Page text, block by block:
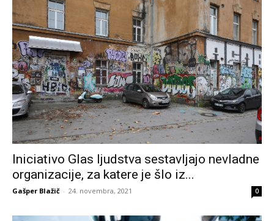
Iniciativo Glas ljudstva sestavljajo nevladne
organizacije, za katere je šlo iz...
Gašper Blažič - 24. novembra, 2021 0